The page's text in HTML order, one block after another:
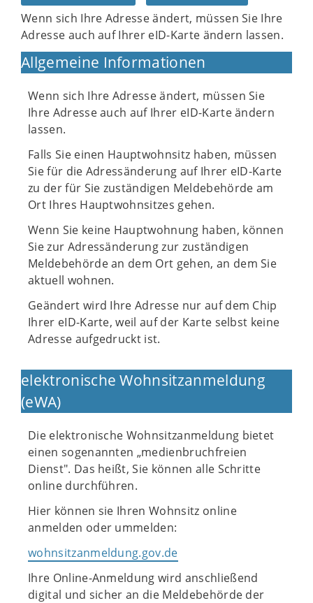
Wenn sich Ihre Adresse ändert, müssen Sie Ihre
Adresse auch auf Ihrer eID-Karte ändern lassen.
Allgemeine Informationen
Wenn sich Ihre Adresse ändert, müssen Sie
Ihre Adresse auch auf Ihrer eID-Karte ändern
lassen.
Falls Sie einen Hauptwohnsitz haben, müssen
Sie für die Adressänderung auf Ihrer eID-Karte
zu der für Sie zuständigen Meldebehörde am
Ort Ihres Hauptwohnsitzes gehen.
Wenn Sie keine Hauptwohnung haben, können
Sie zur Adressänderung zur zuständigen
Meldebehörde an dem Ort gehen, an dem Sie
aktuell wohnen.
Geändert wird Ihre Adresse nur auf dem Chip
Ihrer eID-Karte, weil auf der Karte selbst keine
Adresse aufgedruckt ist.
elektronische Wohnsitzanmeldung
(eWA)
Die elektronische Wohnsitzanmeldung bietet
einen sogenannten „medienbruchfreien
Dienst". Das heißt, Sie können alle Schritte
online durchführen.
Hier können sie Ihren Wohnsitz online
anmelden oder ummelden:
wohnsitzanmeldung.gov.de
Ihre Online-Anmeldung wird anschließend
digital und sicher an die Meldebehörde der